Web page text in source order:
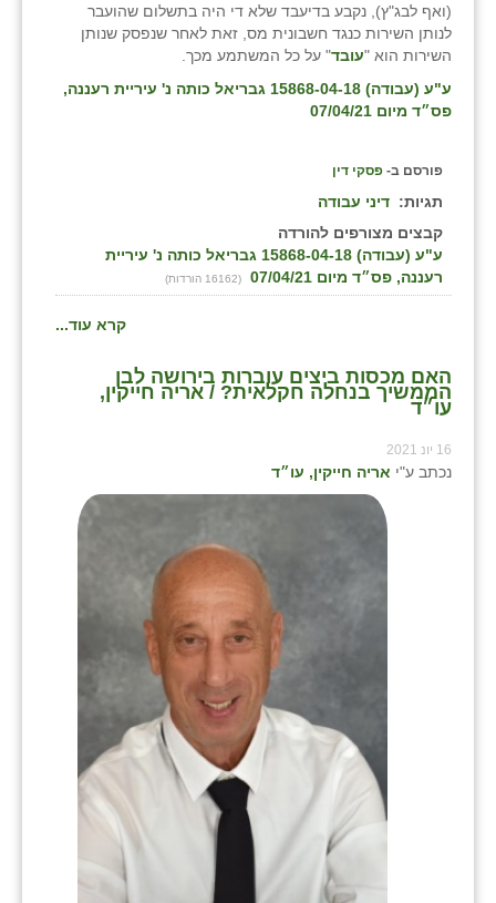
(ואף לבג"ץ), נקבע בדיעבד שלא די היה בתשלום שהועבר
לנותן השירות כנגד חשבונית מס, זאת לאחר שנפסק שנותן
השירות הוא "עובד" על כל המשתמע מכך.
ע"ע (עבודה) 15868-04-18 גבריאל כותה נ' עיריית רעננה,
פס״ד מיום 07/04/21
פורסם ב- פסקי דין
תגיות: דיני עבודה
קבצים מצורפים להורדה
ע"ע (עבודה) 15868-04-18 גבריאל כותה נ' עיריית
רעננה, פס״ד מיום 07/04/21
(16162 הורדות)
קרא עוד...
האם מכסות ביצים עוברות בירושה לבן
הממשיך בנחלה חקלאית? / אריה חייקין,
עו״ד
16 יונ 2021
נכתב ע"י אריה חייקין, עו״ד